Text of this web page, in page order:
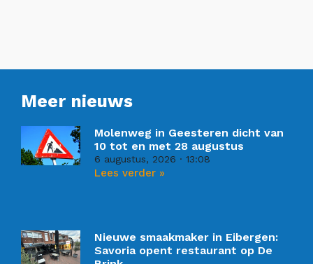
Meer nieuws
Molenweg in Geesteren dicht van
10 tot en met 28 augustus
6 augustus, 2026 13:08
Lees verder »
Nieuwe smaakmaker in Eibergen:
Savoria opent restaurant op De